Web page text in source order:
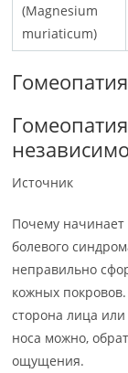
(Magnesium
muriaticum)
Источник
Почему
болевого
неправильно
кожных
сторона лица
носа можно,
ощущения.